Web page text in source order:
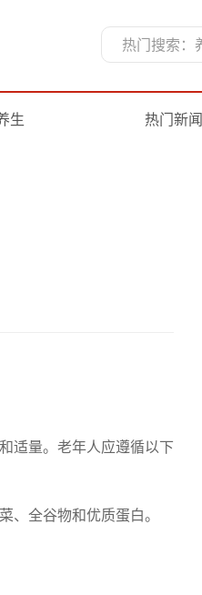
生 热门新闻
适量。老年人应遵循以下
、全谷物和优质蛋白。